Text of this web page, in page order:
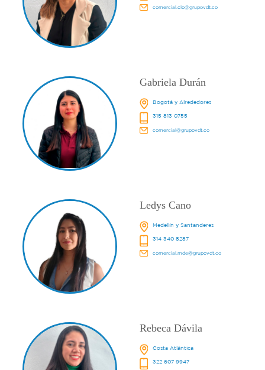
comercial.clo@grupovdt.co
Gabriela Durán
Bogotá y Alrededores
315 813 0755
comercial@grupovdt.co
Ledys Cano
Medellín y Santanderes
314 340 8287
comercial.mde@grupovdt.co
Rebeca Dávila
Costa Atlántica
322 607 9947